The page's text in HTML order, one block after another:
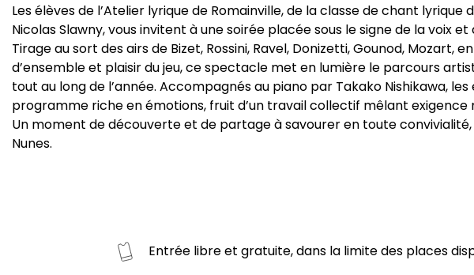
Les élèves de l’Atelier lyrique de Romainville, de la classe de chant lyrique
Nicolas Slawny, vous invitent à une soirée placée sous le signe de la voix et
Tirage au sort des airs de Bizet, Rossini, Ravel, Donizetti, Gounod,
d’ensemble et plaisir du jeu, ce spectacle met en lumière le parcours
tout au long de l’année. Accompagnés au piano par Takako Nishikawa,
programme riche en émotions, fruit d’un travail collectif mêlant exigence
Un moment de découverte et de partage à savourer en toute convivialité,
Nunes.
Entrée libre et gratuite, dans la limite des places